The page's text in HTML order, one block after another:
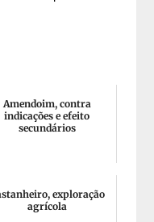
Amendoim, contra
indicações e efeito
secundários
exploração
agrícola